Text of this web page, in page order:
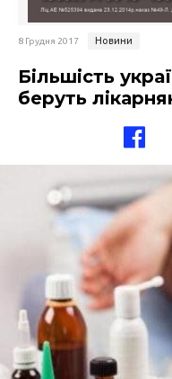
8 Грудня 2017 Новини
Більшість
беруть